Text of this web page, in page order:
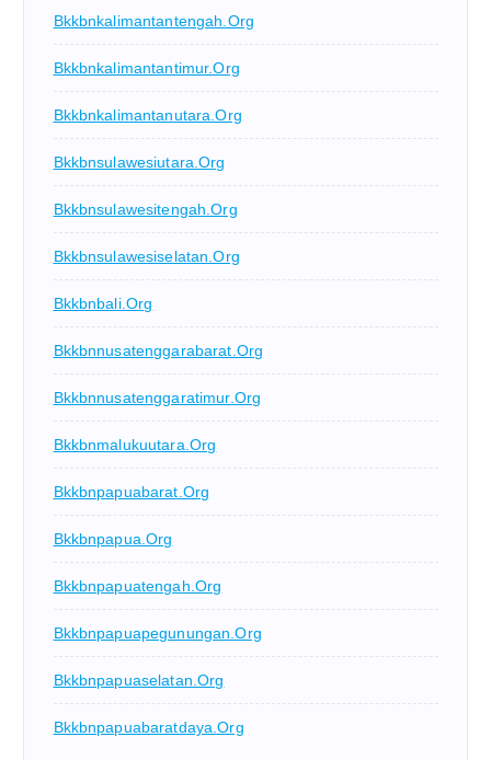
Bkkbnkalimantantengah.org
Bkkbnkalimantantimur.org
Bkkbnkalimantanutara.org
Bkkbnsulawesiutara.org
Bkkbnsulawesitengah.org
Bkkbnsulawesiselatan.org
Bkkbnbali.org
Bkkbnnusatenggarabarat.org
Bkkbnnusatenggaratimur.org
Bkkbnmalukuutara.org
Bkkbnpapuabarat.org
Bkkbnpapua.org
Bkkbnpapuatengah.org
Bkkbnpapuapegunungan.org
Bkkbnpapuaselatan.org
Bkkbnpapuabaratdaya.org